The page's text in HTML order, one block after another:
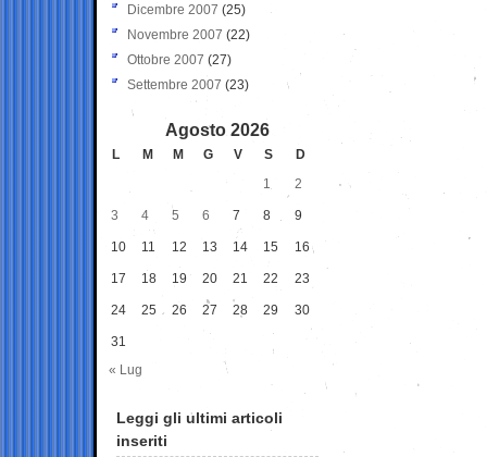
Dicembre 2007 (25)
Novembre 2007 (22)
Ottobre 2007 (27)
Settembre 2007 (23)
Agosto 2026
L M M G V S
D
1
2
3 4 5 6 7 8 9
10 11 12 13 14 15 16
17 18 19 20 21 22 23
24 25 26 27 28 29 30
31
« Lug
Leggi gli ultimi articoli
inseriti